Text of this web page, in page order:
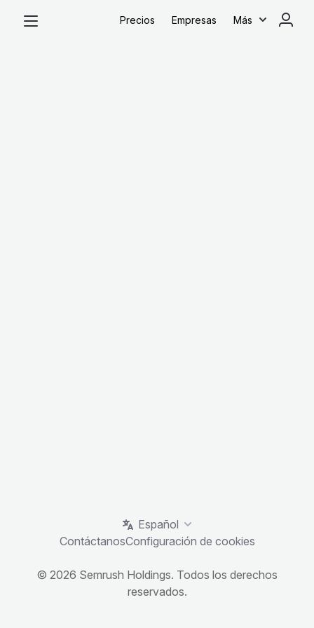
Precios Empresas Más
Español
ContáctanosConfiguración de cookies
© 2026 Semrush Holdings. Todos los derechos
reservados.